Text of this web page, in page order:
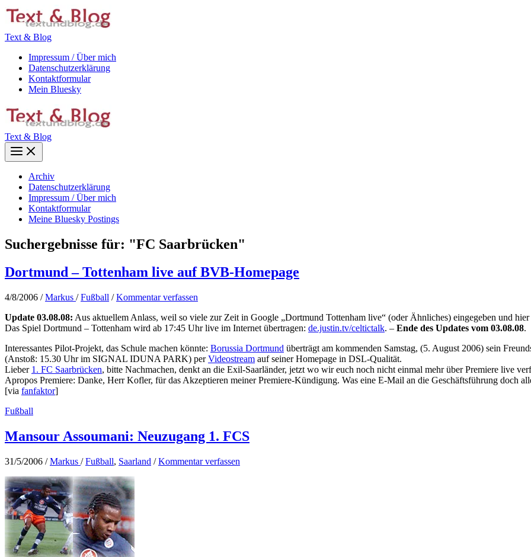
Zum
Inhalt
Text & Blog
Impressum / Über mich
Datenschutzerklärung
Kontaktformular
Mein Bluesky
Text & Blog
Main
Menu
Archiv
Datenschutzerklärung
Impressum / Über mich
Kontaktformular
Meine Bluesky Postings
Suchergebnisse für: "FC Saarbrücken"
Dortmund – Tottenham live auf BVB-Homepage
4/8/2006 /Markus /Fußball /Kommentar verfassen
Update 03.08.08: Aus aktuellem Anlass, weil so viele zur Zeit in Google „Dortmund Tottenham live“ (oder Ähnliches) eingegeben und
Das Spiel Dortmund – Tottenham wird ab 17:45 Uhr live im Internet übertragen: de.justin.tv/celtictalk. – Ende des Updates vom 03.08.08.
Interessantes Pilot-Projekt, das Schule machen könnte: Borussia Dortmund überträgt am kommenden Samstag, (5. August 2006) sein
(Anstoß: 15.30 Uhr im SIGNAL IDUNA PARK) perVideostream auf seiner Homepage in DSL-Qualität.
Lieber 1. FC Saarbrücken, bitte Nachmachen, denkt an die Exil-Saarländer, jetzt wo wir euch noch nicht einmal mehr über Premiere live
Apropos Premiere: Danke, Herr Kofler, für das Akzeptieren meiner Premiere-Kündigung. Was eine E-Mail an die Geschäftsführung doch
[via fanfaktor]
Fußball
Mansour Assoumani: Neuzugang 1. FCS
31/5/2006 /Markus /Fußball, Saarland /Kommentar verfassen